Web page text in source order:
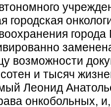
городская
возможности
и тысяч
Леонид
онкобольных,